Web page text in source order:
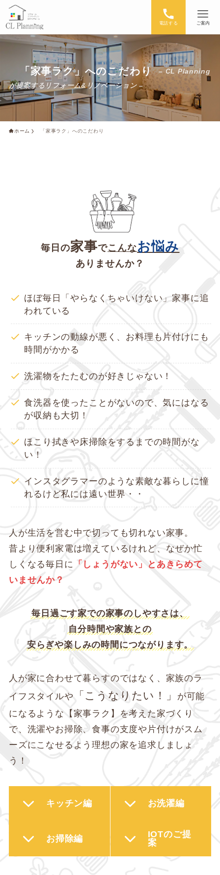
電話する ご案内
「家事ラク」へのこだわり
– CL Planning
が提案するリフォーム&リノベーション –
ホーム 「家事ラク」へのこだわり
毎日の家事でこんなお悩み
ありませんか？
ほぼ毎日「やらなくちゃいけない」家事に追
われている
キッチンの動線が悪く、お料理も片付けにも
時間がかかる
洗濯物をたたむのが好きじゃない！
食洗器を使ったことがないので、気にはなる
が収納も大切！
ほこり拭きや床掃除をするまでの時間がな
い！
インスタグラマーのような素敵な暮らしに憧
れるけど私には遠い世界・・
人が生活を営む中で切っても切れない家事。
昔より便利家電は増えているけれど、なぜか忙
しくなる毎日に 「しょうがない」とあきらめて
いませんか？
毎日過ごす家での家事のしやすさは、
自分時間や家族との
安らぎや楽しみの時間につながります。
人が家に合わせて暮らすのではなく、家族のラ
イフスタイルや
「こうなりたい！」
が可能
になるような【家事ラク】を考えた家づくり
で、洗濯やお掃除、食事の支度や片付けがスム
ーズにこなせるよう理想の家を追求しましょ
う！
キッチン編 お洗濯編
お掃除編
IOTのご提
案